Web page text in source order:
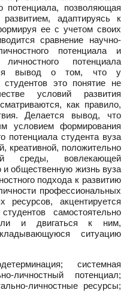
потенциала, позволяющая
адаптируясь к
ее с учетом своих
сравнение научно-
потенциала и
потенциала
вывод о том, что у
это понятие не
условий развития
как правило,
Делается вывод, что
условием формирования
потенциала студента вуза
креативной, положительно
среды, вовлекающей
и общественную жизнь вуза
подхода к развитию
профессиональных
ресурсов, акцентируется
самостоятельно
и двигаться к ним,
ситуацию
системная
личностный потенциал;
личностные ресурсы;